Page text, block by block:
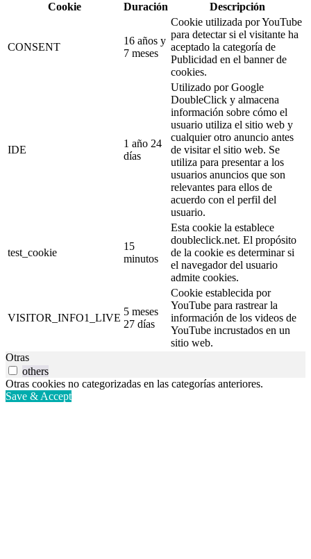
Cookie
Duración Descripción
CONSENT
16 años y
7 meses
Cookie utilizada por YouTube
para detectar si el visitante ha
aceptado la categoría de
Publicidad en el banner de
cookies.
IDE
1 año 24
días
Utilizado por Google
DoubleClick y almacena
información sobre cómo el
usuario utiliza el sitio web y
cualquier otro anuncio antes
de visitar el sitio web. Se
utiliza para presentar a los
usuarios anuncios que son
relevantes para ellos de
acuerdo con el perfil del
usuario.
test_cookie
15
minutos
Esta cookie la establece
doubleclick.net. El propósito
de la cookie es determinar si
el navegador del usuario
admite cookies.
VISITOR_INFO1_LIVE
5 meses
27 días
Cookie establecida por
YouTube para rastrear la
información de los videos de
YouTube incrustados en un
sitio web.
Otras
others
Otras cookies no categorizadas en las categorías anteriores.
Save & Accept